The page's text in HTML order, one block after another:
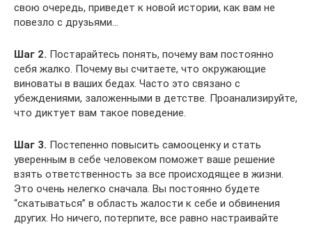
свою очередь, приведет к новой истории, как вам не
повезло с друзьями…
Шаг 2. Постарайтесь понять, почему вам постоянно
себя жалко. Почему вы считаете, что окружающие
виноваты в ваших бедах. Часто это связано с
убеждениями, заложенными в детстве. Проанализируйте,
что диктует вам такое поведение.
Шаг 3. Постепенно повысить самооценку и стать
уверенным в себе человеком поможет ваше решение
взять ответственность за все происходящее в жизни.
Это очень нелегко сначала. Вы постоянно будете
“скатываться” в область жалости к себе и обвинения
других. Но ничего, потерпите, все равно настраивайте